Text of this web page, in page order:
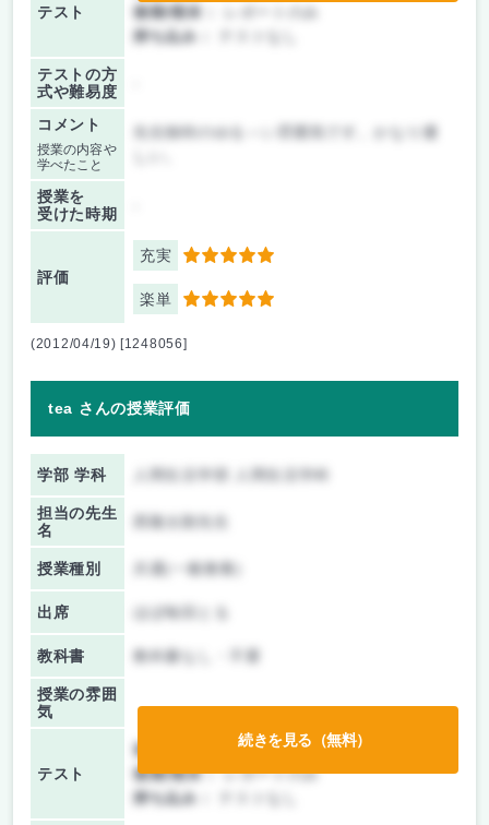
テスト
後期/期末：
持ち込み：
テストの方
式や難易度
コメント
授業の内容や
学べたこと
先生独特のゆる～い雰囲気です。かなり優
授業を
受けた時期
評価
充実 5
楽単 5
(2012/04/19) [1248056]
tea さんの授業評価
学部 学科
担当の先生
名
西隆太朗先生
授業種別 共通(一般教養)
出席 ほぼ毎回とる
教科書 教科書なし・不要
授業の雰囲
気
テスト
前期/中間：
授業無し
後期/期末：レポートのみ
持ち込み：
続きを見る（無料）